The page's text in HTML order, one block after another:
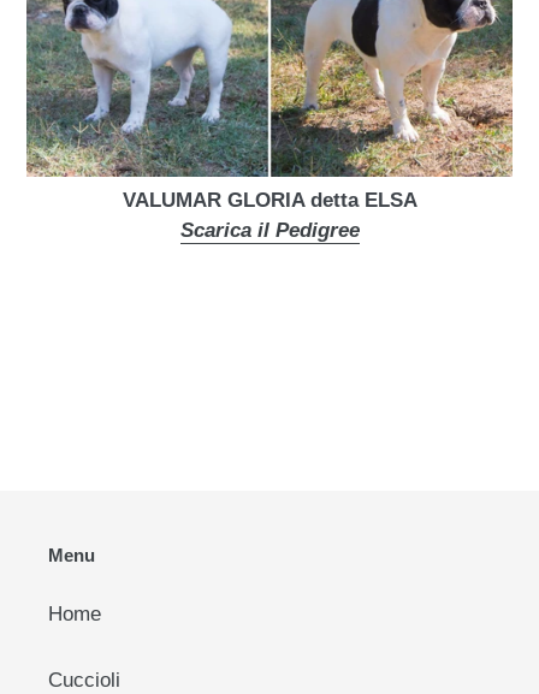
VALUMAR GLORIA detta ELSA
Scarica il Pedigree
Menu
Home
Cuccioli